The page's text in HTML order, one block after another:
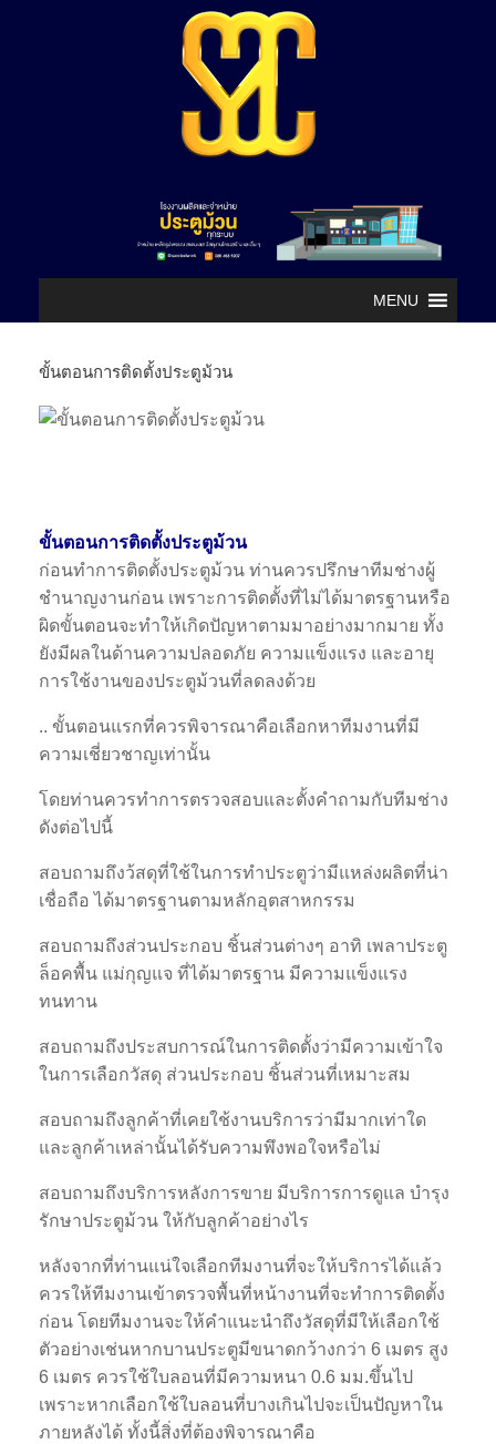
MENU
ขั้นตอนการติดตั้งประตูม้วน
ขั้นตอนการติดตั้งประตูม้วน
ก่อนทำการติดตั้งประตูม้วน ท่านควรปรึกษาทีมช่างผู้
ชำนาญงานก่อน เพราะการติดตั้งที่ไม่ได้มาตรฐานหรือ
ผิดขั้นตอนจะทำให้เกิดปัญหาตามมาอย่างมากมาย ทั้ง
ยังมีผลในด้านความปลอดภัย ความแข็งแรง และอายุ
การใช้งานของประตูม้วนที่ลดลงด้วย
.. ขั้นตอนแรกที่ควรพิจารณาคือเลือกหาทีมงานที่มี
ความเชี่ยวชาญเท่านั้น
โดยท่านควรทำการตรวจสอบและตั้งคำถามกับทีมช่าง
ดังต่อไปนี้
สอบถามถึงว้สดุที่ใช้ในการทำประตูว่ามีแหล่งผลิตที่น่า
เชื่อถือ ได้มาตรฐานตามหลักอุตสาหกรรม
สอบถามถึงส่วนประกอบ ชิ้นส่วนต่างๆ อาทิ เพลาประตู
ล็อคพื้น แม่กุญแจ ที่ได้มาตรฐาน มีความแข็งแรง
ทนทาน
สอบถามถึงประสบการณ์ในการติดตั้งว่ามีความเข้าใจ
ในการเลือกวัสดุ ส่วนประกอบ ชิ้นส่วนที่เหมาะสม
สอบถามถึงลูกค้าที่เคยใช้งานบริการว่ามีมากเท่าใด
และลูกค้าเหล่านั้นได้รับความพึงพอใจหรือไม่
สอบถามถึงบริการหลังการขาย มีบริการการดูแล บำรุง
รักษาประตูม้วน ให้กับลูกค้าอย่างไร
หลังจากที่ท่านแน่ใจเลือกทีมงานที่จะให้บริการได้แล้ว
ควรให้ทีมงานเข้าตรวจพื้นที่หน้างานที่จะทำการติดตั้ง
ก่อน โดยทีมงานจะให้คำแนะนำถึงวัสดุที่มีให้เลือกใช้
ตัวอย่างเช่นหากบานประตูมีขนาดกว้างกว่า 6 เมตร สูง
6 เมตร ควรใช้ใบลอนที่มีความหนา 0.6 มม.ขึ้นไป
เพราะหากเลือกใช้ใบลอนที่บางเกินไปจะเป็นปัญหาใน
ภายหลังได้ ทั้งนี้สิ่งที่ต้องพิจารณาคือ